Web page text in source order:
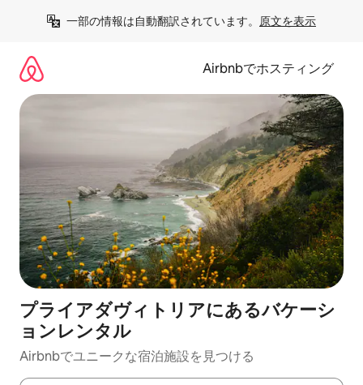
一部の情報は自動翻訳されています。 原文を表示
Airbnbでホスティング
プライアダヴィトリアにあるバケーシ
ョンレンタル
Airbnbでユニークな宿泊施設を見つける